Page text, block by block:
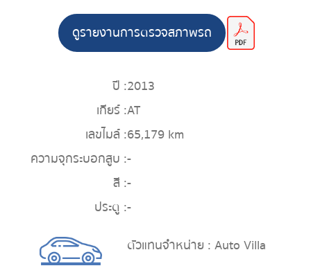
ดูรายงานการตรวจสภาพรถ
ปี :2013
เกียร์ :AT
เลขไมล์ :65,179 km
ความจุกระบอกสูบ :-
สี :-
ประตู :-
ตัวแทนจำหน่าย : Auto Villa